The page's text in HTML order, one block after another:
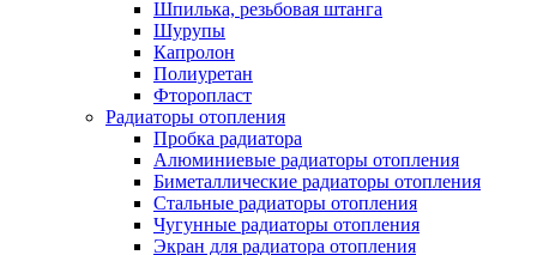
Шпилька, резьбовая штанга
Шурупы
Капролон
Полиуретан
Фторопласт
Радиаторы отопления
Пробка радиатора
Алюминиевые радиаторы отопления
Биметаллические радиаторы отопления
Стальные радиаторы отопления
Чугунные радиаторы отопления
Экран для радиатора отопления